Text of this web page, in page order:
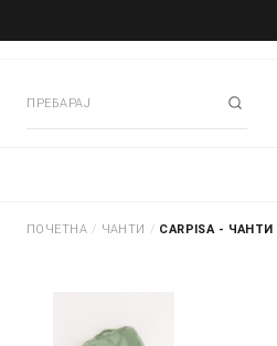
ПОЧЕТНА / ЧАНТИ / CARPISA - ЧАНТИ